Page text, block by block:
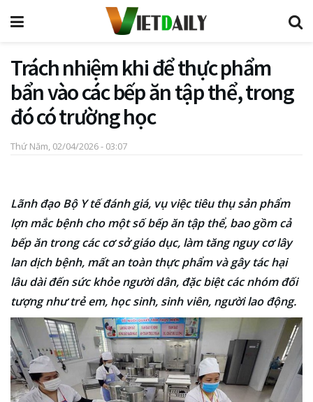
Trách nhiệm khi để thực phẩm
bẩn vào các bếp ăn tập thể, trong
đó có trường học
Thứ Năm, 02/04/2026 - 03:07
Lãnh đạo Bộ Y tế đánh giá, vụ việc tiêu thụ sản phẩm
lợn mắc bệnh cho một số bếp ăn tập thể, bao gồm cả
bếp ăn trong các cơ sở giáo dục, làm tăng nguy cơ lây
lan dịch bệnh, mất an toàn thực phẩm và gây tác hại
lâu dài đến sức khỏe người dân, đặc biệt các nhóm đối
tượng như trẻ em, học sinh, sinh viên, người lao động.